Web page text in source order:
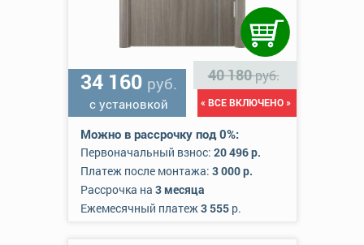
34 160 руб.
с установкой
40 180руб.
« ВСЕ ВКЛЮЧЕНО »
Можно в рассрочку под 0%:
Первоначальный взнос: 20 496 р.
Платеж после монтажа: 3 000 р.
Рассрочка на 3 месяца
Ежемесячный платеж3 555р.